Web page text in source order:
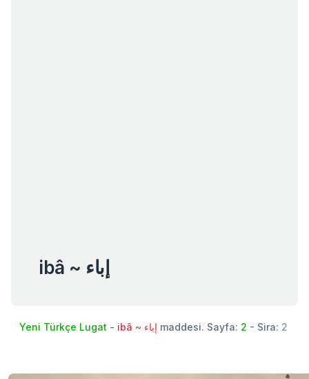
ibâ ~ إباء
Yeni Türkçe Lugat - ibâ ~ إباء maddesi. Sayfa: 2 - Sira: 2